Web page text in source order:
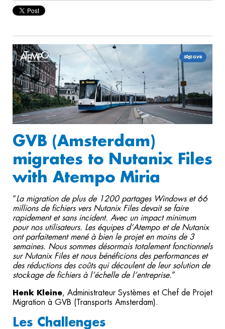
GVB (Amsterdam)
migrates to Nutanix Files
with Atempo Miria
“La migration de plus de 1200 partages Windows et 66
millions de fichiers vers Nutanix Files devait se faire
rapidement et sans incident. Avec un impact minimum
pour nos utilisateurs. Les équipes d’Atempo et de Nutanix
ont parfaitement mené à bien le projet en moins de 3
semaines. Nous sommes désormais totalement fonctionnels
sur Nutanix Files et nous bénéficions des performances et
des réductions des coûts qui découlent de leur solution de
stockage de fichiers à l’échelle de l’entreprise.”
Henk Kleine, Administrateur Systèmes et Chef de Projet
Migration à GVB (Transports Amsterdam).
Les Challenges